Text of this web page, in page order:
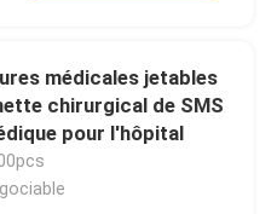
médicales jetables
chirurgical de SMS
pour l'hôpital